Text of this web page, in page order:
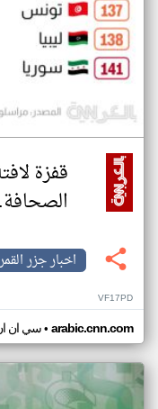
قفزة
اخبار جزر القمر
VF17PD
سي ان• arabic.cnn.com